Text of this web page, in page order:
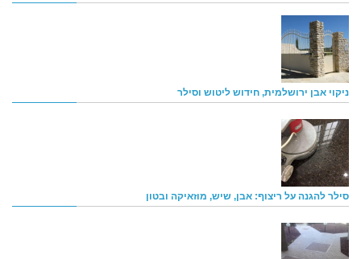
ניקוי אבן ירושלמית, חידוש ליטוש וסילר
סילר להגנה על ריצוף: אבן, שיש, מוזאיקה ובטון